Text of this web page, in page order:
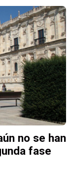
no se han
fase